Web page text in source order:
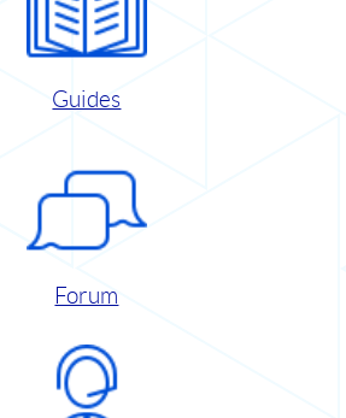
Guides
Forum